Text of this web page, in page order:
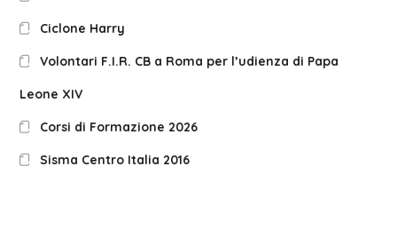
Ciclone Harry
Volontari F.I.R. CB a Roma per l’udienza di Papa
Leone XIV
Corsi di Formazione 2026
Sisma Centro Italia 2016